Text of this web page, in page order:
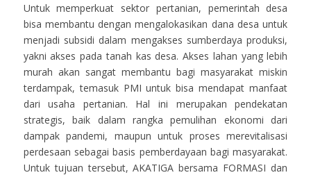
Untuk memperkuat sektor pertanian, pemerintah desa
bisa membantu dengan mengalokasikan dana desa untuk
menjadi subsidi dalam mengakses sumberdaya produksi,
yakni akses pada tanah kas desa. Akses lahan yang lebih
murah akan sangat membantu bagi masyarakat miskin
terdampak, temasuk PMI untuk bisa mendapat manfaat
dari usaha pertanian. Hal ini merupakan pendekatan
strategis, baik dalam rangka pemulihan ekonomi dari
dampak pandemi, maupun untuk proses merevitalisasi
perdesaan sebagai basis pemberdayaan bagi masyarakat.
Untuk tujuan tersebut, AKATIGA bersama FORMASI dan